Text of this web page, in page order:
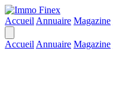
Accueil Annuaire Magazine
Accueil Annuaire Magazine